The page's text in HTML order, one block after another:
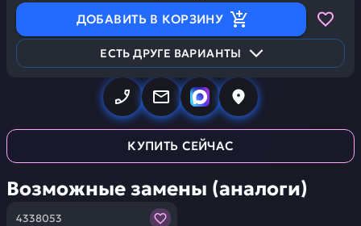
ДОБАВИТЬ В КОРЗИНУ
ЕСТЬ ДРУГЕ ВАРИАНТЫ
КУПИТЬ СЕЙЧАС
Возможные замены (аналоги)
4338053
Заказывая запчасти у нас, вы получаете гарантию